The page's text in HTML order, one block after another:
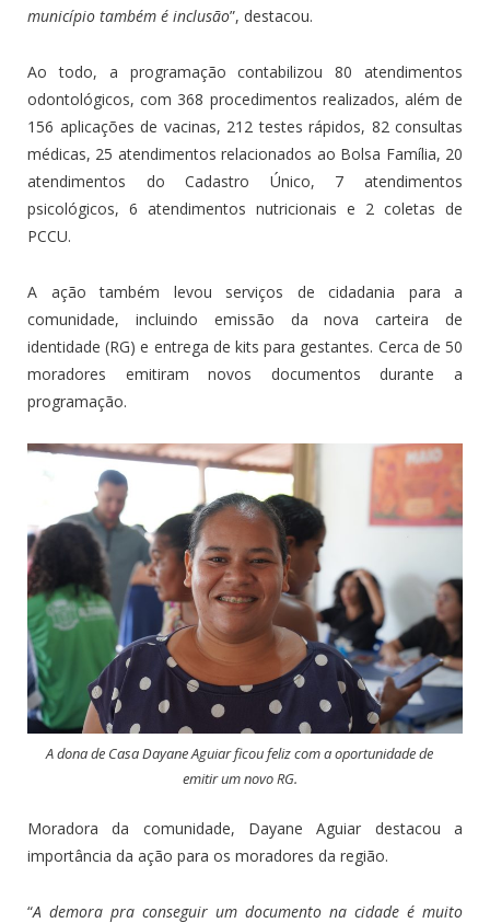
município também é inclusão”, destacou.
Ao todo, a programação contabilizou 80 atendimentos
odontológicos, com 368 procedimentos realizados, além de
156 aplicações de vacinas, 212 testes rápidos, 82 consultas
médicas, 25 atendimentos relacionados ao Bolsa Família, 20
atendimentos do Cadastro Único, 7 atendimentos
psicológicos, 6 atendimentos nutricionais e 2 coletas de
PCCU.
A ação também levou serviços de cidadania para a
comunidade, incluindo emissão da nova carteira de
identidade (RG) e entrega de kits para gestantes. Cerca de 50
moradores emitiram novos documentos durante a
programação.
A dona de Casa Dayane Aguiar ficou feliz com a oportunidade de
emitir um novo RG.
Moradora da comunidade, Dayane Aguiar destacou a
importância da ação para os moradores da região.
“A demora pra conseguir um documento na cidade é muito